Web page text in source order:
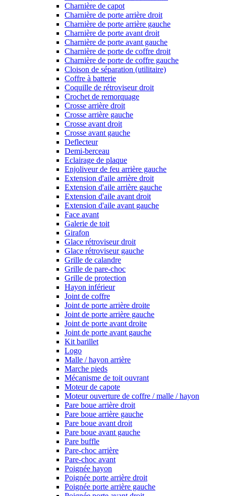
Charnière de capot
Charnière de porte arrière droit
Charnière de porte arrière gauche
Charnière de porte avant droit
Charnière de porte avant gauche
Charnière de porte de coffre droit
Charnière de porte de coffre gauche
Cloison de séparation (utilitaire)
Coffre à batterie
Coquille de rétroviseur droit
Crochet de remorquage
Crosse arrière droit
Crosse arrière gauche
Crosse avant droit
Crosse avant gauche
Deflecteur
Demi-berceau
Eclairage de plaque
Enjoliveur de feu arrière gauche
Extension d'aile arrière droit
Extension d'aile arrière gauche
Extension d'aile avant droit
Extension d'aile avant gauche
Face avant
Galerie de toit
Girafon
Glace rétroviseur droit
Glace rétroviseur gauche
Grille de calandre
Grille de pare-choc
Grille de protection
Hayon inférieur
Joint de coffre
Joint de porte arrière droite
Joint de porte arrière gauche
Joint de porte avant droite
Joint de porte avant gauche
Kit barillet
Logo
Malle / hayon arrière
Marche pieds
Mécanisme de toit ouvrant
Moteur de capote
Moteur ouverture de coffre / malle / hayon
Pare boue arrière droit
Pare boue arrière gauche
Pare boue avant droit
Pare boue avant gauche
Pare buffle
Pare-choc arrière
Pare-choc avant
Poignée hayon
Poignée porte arrière droit
Poignée porte arrière gauche